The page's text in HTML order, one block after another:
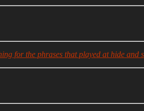
for the phrases that played at hide and